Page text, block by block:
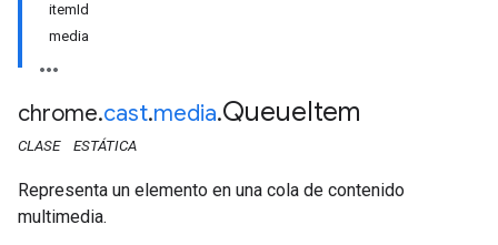
itemId
media
chrome.cast.media.QueueItem
CLASE ESTÁTICA
Representa un elemento en una cola de contenido
multimedia.